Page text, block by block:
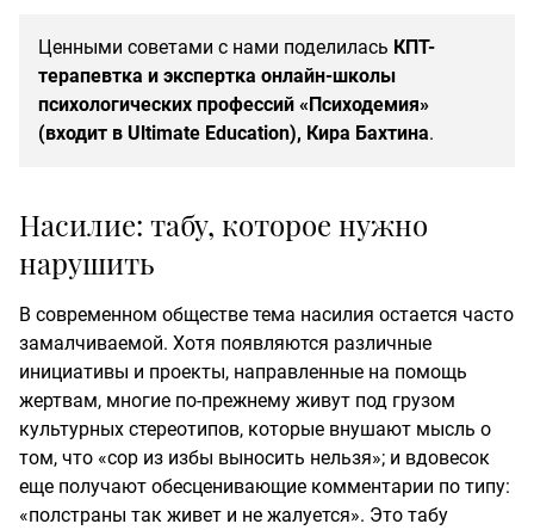
Ценными советами с нами поделилась КПТ-
терапевтка и экспертка онлайн-школы
психологических профессий «Психодемия»
(входит в Ultimate Education), Кира Бахтина.
Насилие: табу, которое нужно
нарушить
В современном обществе тема насилия остается часто
замалчиваемой. Хотя появляются различные
инициативы и проекты, направленные на помощь
жертвам, многие по-прежнему живут под грузом
культурных стереотипов, которые внушают мысль о
том, что «сор из избы выносить нельзя»; и вдовесок
еще получают обесценивающие комментарии по типу:
«полстраны так живет и не жалуется». Это табу